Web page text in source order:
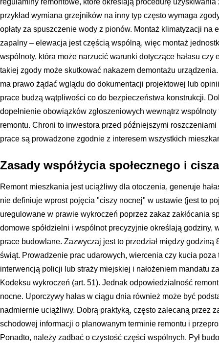
regulaminy remontowe, które określają procedurę
przykład wymiana grzejników na inny typ często wymaga
opłaty za spuszczenie wody z pionów. Montaż klimatyzacji na
zapalny – elewacja jest częścią wspólną, więc montaż
wspólnoty, która może narzucić warunki dotyczące hałasu czy
takiej zgody może skutkować nakazem demontażu
ma prawo żądać wglądu do dokumentacji projektowej lub
prace budzą wątpliwości co do bezpieczeństwa konstrukcji.
dopełnienie obowiązków zgłoszeniowych wewnątrz
remontu. Chroni to inwestora przed późniejszymi
prace są prowadzone zgodnie z interesem wszystkich
Zasady współżycia społecznego i
Remont mieszkania jest uciążliwy dla otoczenia, generuje
nie definiuje wprost pojęcia "ciszy nocnej" w ustawie (jest to
uregulowane w prawie wykroczeń poprzez zakaz zakłócania
domowe spółdzielni i wspólnot precyzyjnie określają godziny,
prace budowlane. Zazwyczaj jest to przedział między godziną
świąt. Prowadzenie prac udarowych, wiercenia czy kucia
interwencją policji lub straży miejskiej i nałożeniem mandatu
Kodeksu wykroczeń (art. 51). Jednak odpowiedzialność
nocne. Uporczywy hałas w ciągu dnia również może być
nadmiernie uciążliwy. Dobrą praktyką, często zalecaną przez
schodowej informacji o planowanym terminie remontu i
Ponadto, należy zadbać o czystość części wspólnych. Pył